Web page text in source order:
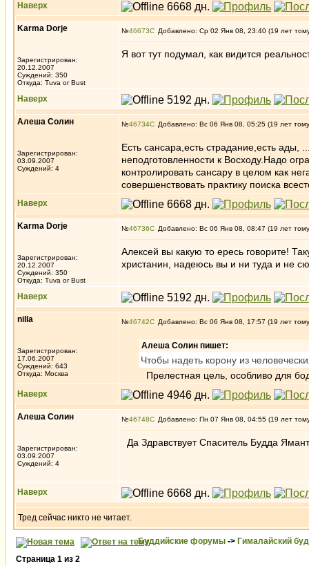
Наверх
Karma Dorje
Зарегистрирован:
20.12.2007
Суждений: 350
Откуда: Tuva or Bust
№46673 Добавлено: Ср 02 Янв 08, 23:40 (19 лет
Я вот тут подумал, как видится
Наверх
Алеша Солин
Зарегистрирован:
03.09.2007
Суждений: 4
№46734 Добавлено: Вс 06 Янв 08, 05:25 (19 лет
Есть сансара,есть страдание,есть ады,
неподготовленности к Восходу.Надо
контролировать сансару в целом как
совершенствовать практику поиска
Наверх
Karma Dorje
Зарегистрирован:
20.12.2007
Суждений: 350
Откуда: Tuva or Bust
№46736 Добавлено: Вс 06 Янв 08, 08:47 (19 лет
Алексей вы какую то ересь говорите!
христанин, надеюсь вы и ни туда и не
Наверх
nilla
Зарегистрирован:
17.06.2007
Суждений: 643
Откуда: Москва
№46742 Добавлено: Вс 06 Янв 08, 17:57 (19 лет
Алеша Солин пишет:
Чтобы надеть корону из
Прелестная цель, особливо для
Наверх
Алеша Солин
Зарегистрирован:
03.09.2007
Суждений: 4
№46748 Добавлено: Пн 07 Янв 08, 04:55 (19 лет
Да Здравствует Спаситель Будда
Наверх
Тред сейчас никто не читает.
Буддийские форумы -> Гималайский
Страница 1 из 2